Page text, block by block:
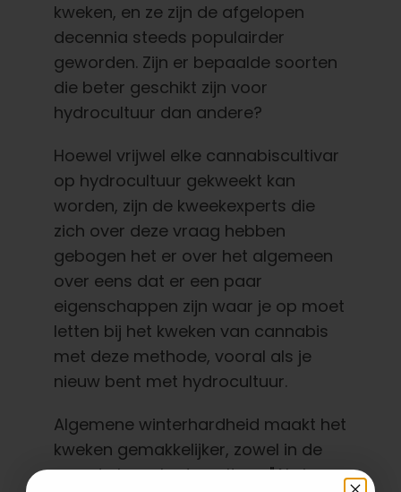
kweken, en ze zijn de afgelopen
decennia steeds populairder
geworden. Zijn er bepaalde soorten
die beter geschikt zijn voor
hydrocultuur dan andere?
Hoewel vrijwel elke cannabiscultivar
op hydrocultuur gekweekt kan
worden, zijn de kweekexperts die
zich over deze vraag hebben
gebogen het er over het algemeen
over eens dat er een paar
eigenschappen zijn waar je op moet
letten bij het kweken van cannabis
met deze methode, vooral als je
nieuw bent met hydrocultuur.
Algemene winterhardheid maakt het
kweken gemakkelijker, zowel in de
grond als op hydrocultuur. "Als je